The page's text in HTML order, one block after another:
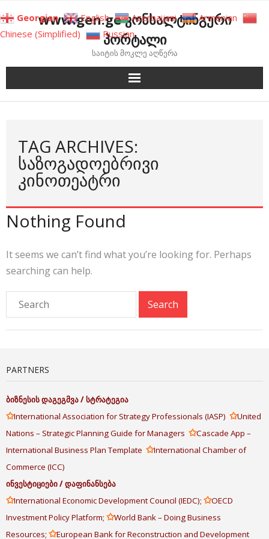
to
content
www.gen.ge კონსალტინგური
პორტალი
საიტის მოკლე აღწერა
TAG ARCHIVES:
ᲡᲐᲖᲝᲒᲐᲓᲝᲔᲑᲠᲘᲕᲘ
ᲙᲘᲜᲝᲗᲔᲐᲢᲠᲘ
Nothing Found
It seems we can’t find what you’re looking for. Perhaps
searching can help.
PARTNERS
ბიზნესისდაგეგმვა/სტრატეგია
✩International Association for Strategy Professionals (IASP) ✩United
Nations – Strategic Planning Guide for Managers ✩Cascade App –
International Business Plan Template ✩International Chamber of
Commerce (ICC)
ინვესტიციები/დაფინანსება
✩International Economic Development Council (IEDC); ✩OECD
Investment Policy Platform; ✩World Bank – Doing Business
Resources; ✩European Bank for Reconstruction and Development
Georgian English Azerbaijani
Armenian
Chinese (Simplified)
Russian